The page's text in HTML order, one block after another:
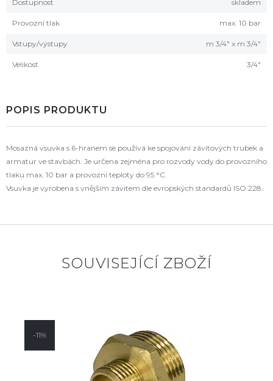
Dostupnost skladem
Provozní tlak max. 10 bar
Vstupy/výstupy m 3/4" x m 3/4"
Velikost 3/4"
POPIS PRODUKTU
Mosazná vsuvka s 6-hranem se používá ke spojování závitových trubek a
armatur ve stavbách. Je určena zejména pro rozvody vody do provozního
tlaku max. 10 bar a provozní teploty do 95 °C.
Vsuvka je vyrobena s vnějším závitem dle evropských standardů ISO 228.
SOUVISEJÍCÍ ZBOŽÍ
-11%